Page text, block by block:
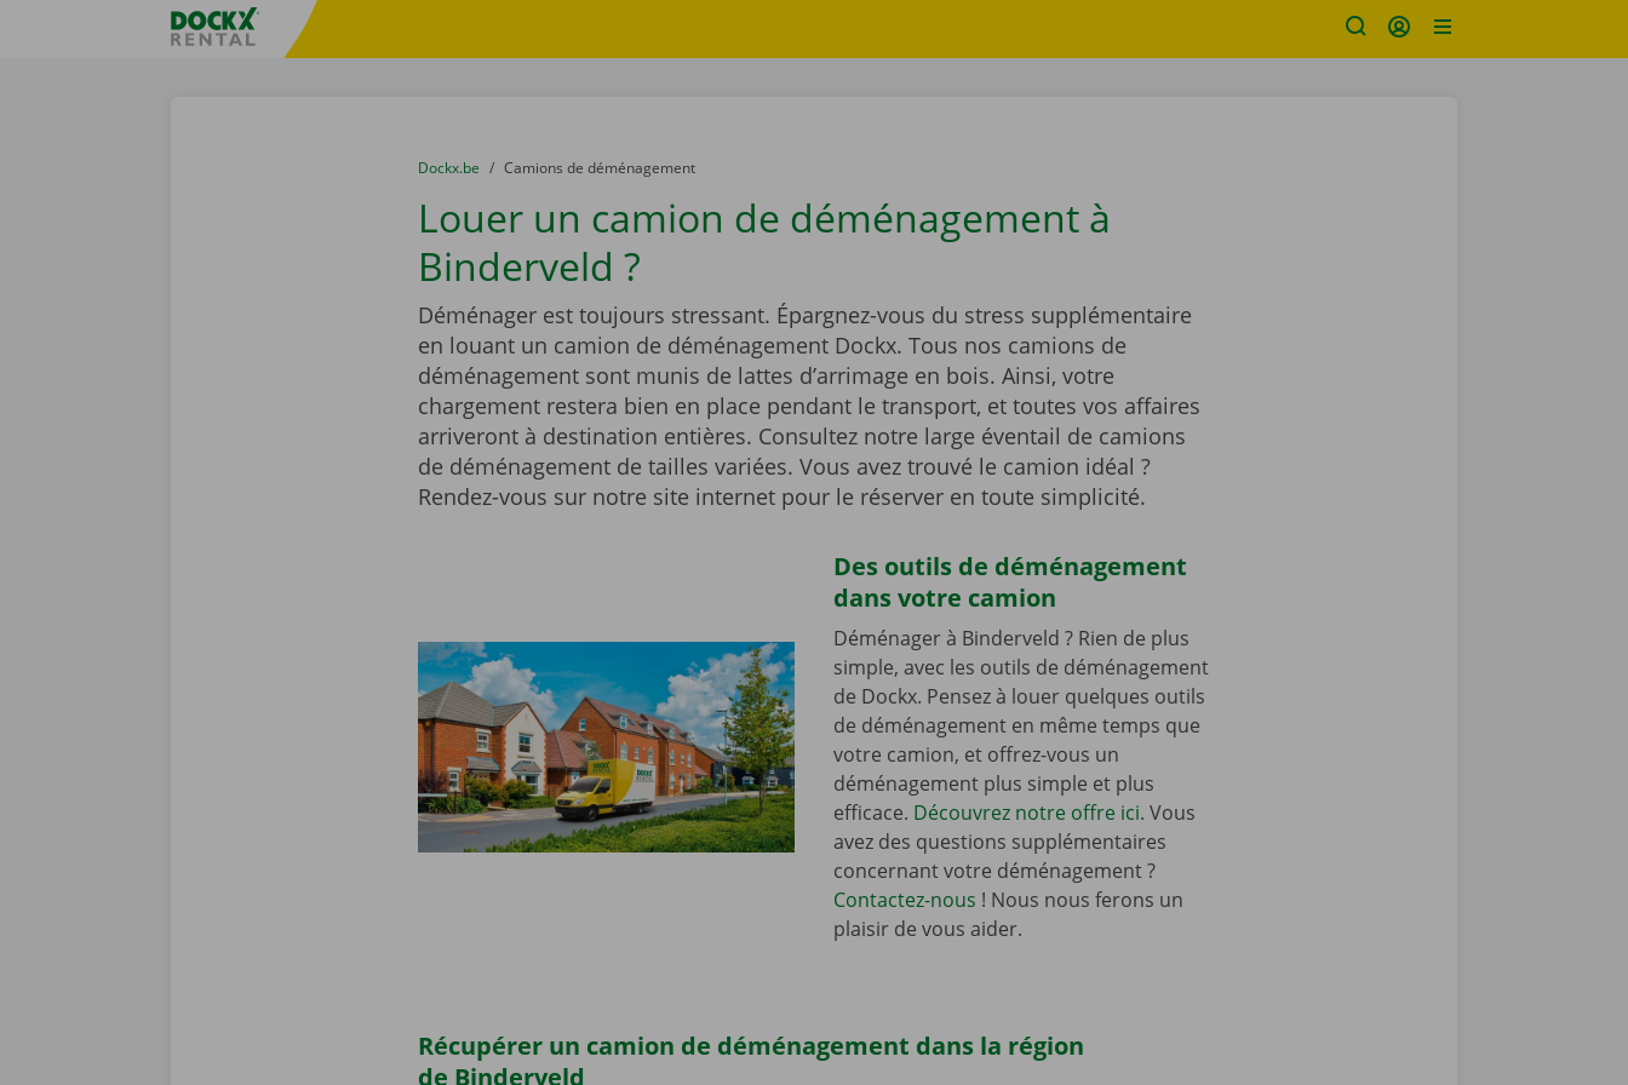
sitename
You are here:
du
Dockx.be to
Camions de déménagement
Louer un camion de déménagement à
Binderveld ?
Déménager est toujours stressant. Épargnez-vous du stress supplémentaire
en louant un camion de déménagement Dockx. Tous nos camions de
déménagement sont munis de lattes d’arrimage en bois. Ainsi, votre
chargement restera bien en place pendant le transport, et toutes vos affaires
arriveront à destination entières. Consultez notre large éventail de camions
de déménagement de tailles variées. Vous avez trouvé le camion idéal ?
Rendez-vous sur notre site internet pour le réserver en toute simplicité.
Des outils de déménagement
dans votre camion
Déménager à Binderveld ? Rien de plus
simple, avec les outils de déménagement
de Dockx. Pensez à louer quelques outils
de déménagement en même temps que
votre camion, et offrez-vous un
déménagement plus simple et plus
efficace. Découvrez notre offre ici. Vous
avez des questions supplémentaires
concernant votre déménagement ?
Contactez-nous ! Nous nous ferons un
plaisir de vous aider.
Récupérer un camion de déménagement dans la région
de Binderveld